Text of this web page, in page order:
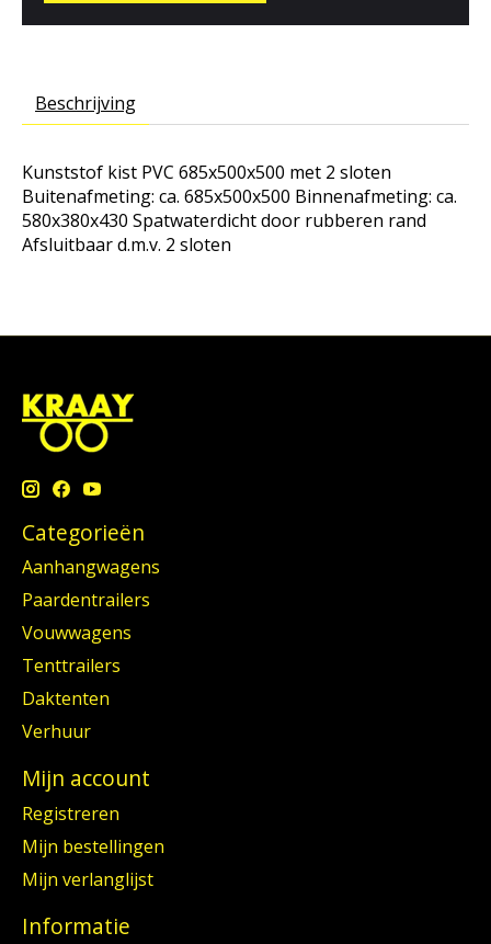
Beschrijving
Kunststof kist PVC 685x500x500 met 2 sloten
Buitenafmeting: ca. 685x500x500 Binnenafmeting: ca.
580x380x430 Spatwaterdicht door rubberen rand
Afsluitbaar d.m.v. 2 sloten
Categorieën
Aanhangwagens
Paardentrailers
Vouwwagens
Tenttrailers
Daktenten
Verhuur
Mijn account
Registreren
Mijn bestellingen
Mijn verlanglijst
Informatie